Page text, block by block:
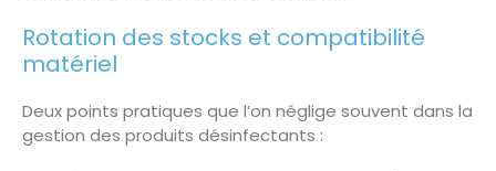
Rotation des stocks et compatibilité
matériel
Deux points pratiques que l’on néglige souvent dans la
gestion des produits désinfectants :